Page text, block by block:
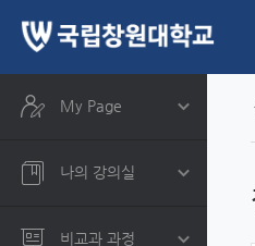
텐
My Page
나의 강의실
비교과 과정